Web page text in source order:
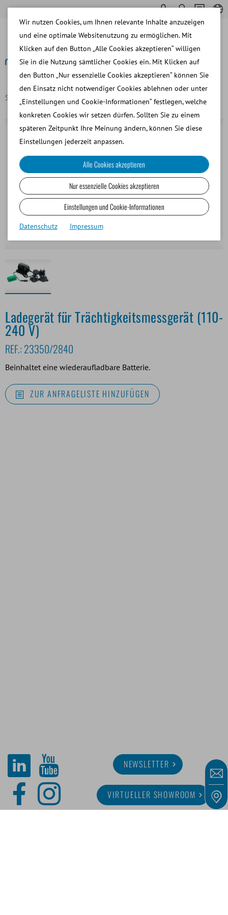
Startseite Ladegerät für Trächtigkeitsmessgerät (110-240 V)
Zurück
Ladegerät für Trächtigkeitsmessgerät (110-
240 V)
REF.: 23350/2840
Beinhaltet eine wiederaufladbare Batterie.
ZUR ANFRAGELISTE HINZUFÜGEN
NEWSLETTER
VIRTUELLER SHOWROOM
Wir nutzen Cookies, um Ihnen relevante Inhalte anzuzeigen
und eine optimale Websitenutzung zu ermöglichen. Mit
Klicken auf den Button „Alle Cookies akzeptieren“ willigen
Sie in die Nutzung sämtlicher Cookies ein. Mit Klicken auf
den Button „Nur essenzielle Cookies akzeptieren“ können Sie
den Einsatz nicht notwendiger Cookies ablehnen oder unter
„Einstellungen und Cookie-Informationen“ festlegen, welche
konkreten Cookies wir setzen dürfen. Sollten Sie zu einem
späteren Zeitpunkt Ihre Meinung ändern, können Sie diese
Einstellungen jederzeit anpassen.
Alle Cookies akzeptieren
Nur essenzielle Cookies akzeptieren
Einstellungen und Cookie-Informationen
Datenschutz Impressum